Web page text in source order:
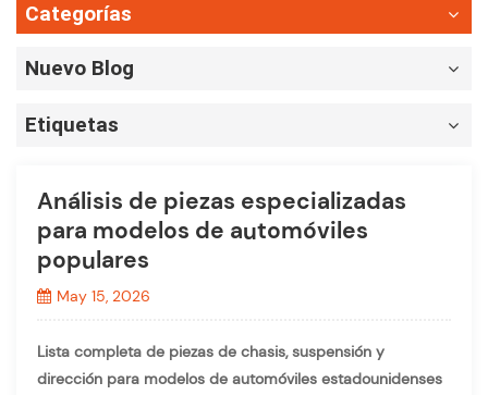
Categorías
Nuevo Blog
Etiquetas
Análisis de piezas especializadas
para modelos de automóviles
populares
May 15, 2026
Lista completa de piezas de chasis, suspensión y
dirección para modelos de automóviles estadounidenses